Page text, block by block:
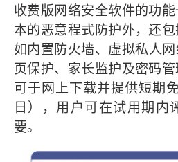
收费版网络安全软件的功
本的恶意程式防护外，还
如内置防火墙、虚拟私人
页保护、家长监护及密码
可于网上下载并提供短期
日），用户可在试用期内
要。